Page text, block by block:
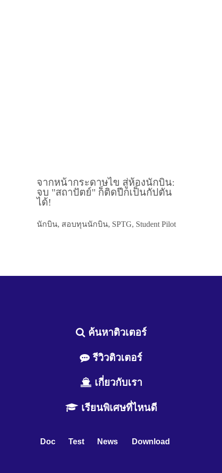
จากหน้ากระดาษไข สู่ห้องนักบิน:
จบ "สถาปัตย์" ก็ติดปีกเป็นกัปตัน
ได้!
นักบิน, สอบทุนนักบิน, SPTG, Student Pilot
ค้นหาติวเตอร์
รีวิวติวเตอร์
เกี่ยวกับเรา
เรียนพิเศษที่ไหนดี
Doc Test News Download